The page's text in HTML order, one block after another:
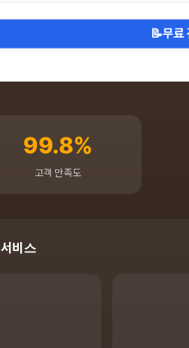
📝무료
99.8%
고객 만족도
서비스